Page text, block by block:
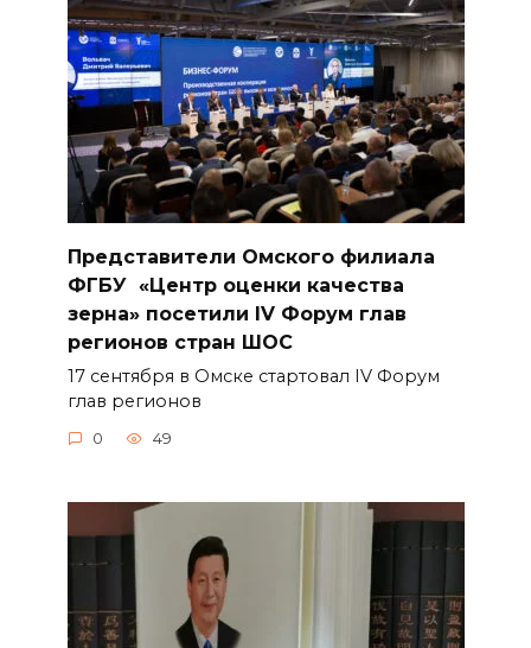
Представители Омского филиала
ФГБУ «Центр оценки качества
зерна» посетили IV Форум глав
регионов стран ШОС
17 сентября в Омске стартовал IV Форум
глав регионов
0 49